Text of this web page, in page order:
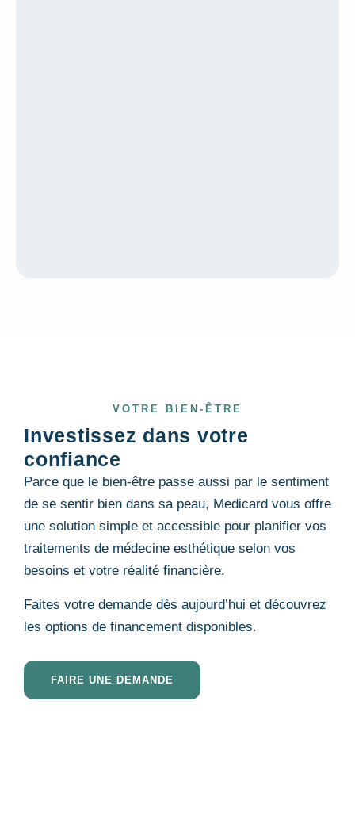
VOTRE BIEN-ÊTRE
Investissez dans votre
confiance
Parce que le bien-être passe aussi par le sentiment
de se sentir bien dans sa peau, Medicard vous offre
une solution simple et accessible pour planifier vos
traitements de médecine esthétique selon vos
besoins et votre réalité financière.
Faites votre demande dès aujourd’hui et découvrez
les options de financement disponibles.
FAIRE UNE DEMANDE